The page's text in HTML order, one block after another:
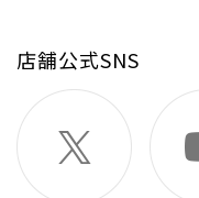
店舗公式SNS